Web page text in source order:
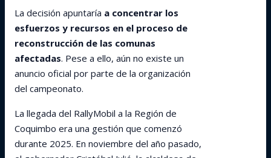
La decisión apuntaría a concentrar los
esfuerzos y recursos en el proceso de
reconstrucción de las comunas
afectadas. Pese a ello, aún no existe un
anuncio oficial por parte de la organización
del campeonato.
La llegada del RallyMobil a la Región de
Coquimbo era una gestión que comenzó
durante 2025. En noviembre del año pasado,